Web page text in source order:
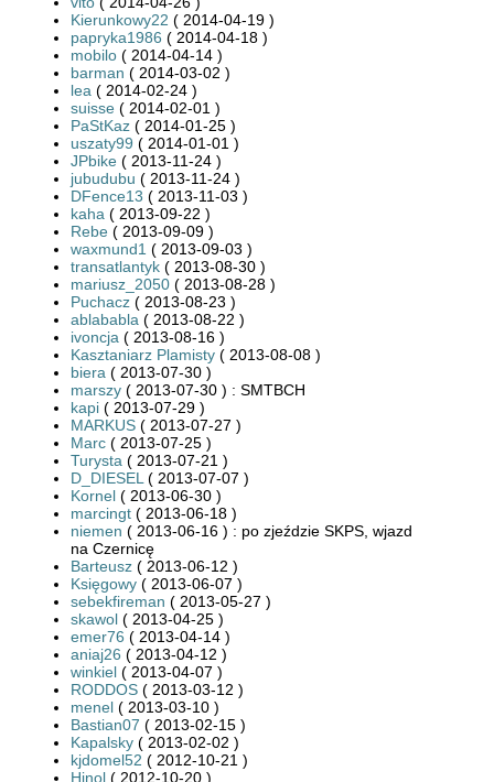
Kierunkowy22 ( 2014-04-19 )
papryka1986 ( 2014-04-18 )
mobilo ( 2014-04-14 )
barman ( 2014-03-02 )
lea ( 2014-02-24 )
suisse ( 2014-02-01 )
PaStKaz ( 2014-01-25 )
uszaty99 ( 2014-01-01 )
JPbike ( 2013-11-24 )
jubudubu ( 2013-11-24 )
DFence13 ( 2013-11-03 )
kaha ( 2013-09-22 )
Rebe ( 2013-09-09 )
waxmund1 ( 2013-09-03 )
transatlantyk ( 2013-08-30 )
mariusz_2050 ( 2013-08-28 )
Puchacz ( 2013-08-23 )
ablababla ( 2013-08-22 )
ivoncja ( 2013-08-16 )
Kasztaniarz Plamisty ( 2013-08-08 )
biera ( 2013-07-30 )
marszy ( 2013-07-30 ) : SMTBCH
kapi ( 2013-07-29 )
MARKUS ( 2013-07-27 )
Marc ( 2013-07-25 )
Turysta ( 2013-07-21 )
D_DIESEL ( 2013-07-07 )
Kornel ( 2013-06-30 )
marcingt ( 2013-06-18 )
niemen ( 2013-06-16 ) : po zjeździe SKPS, wjazd
na Czernicę
Barteusz ( 2013-06-12 )
Księgowy ( 2013-06-07 )
sebekfireman ( 2013-05-27 )
skawol ( 2013-04-25 )
emer76 ( 2013-04-14 )
aniaj26 ( 2013-04-12 )
winkiel ( 2013-04-07 )
RODDOS ( 2013-03-12 )
menel ( 2013-03-10 )
Bastian07 ( 2013-02-15 )
Kapalsky ( 2013-02-02 )
kjdomel52 ( 2012-10-21 )
Hinol ( 2012-10-20 )